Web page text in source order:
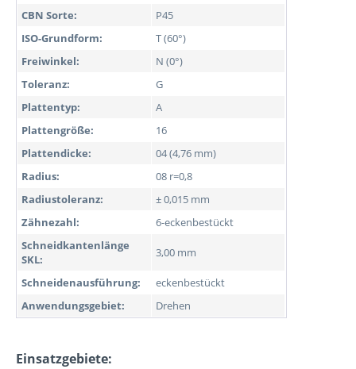
CBN Sorte:
P45
ISO-Grundform:
T (60°)
Freiwinkel:
N (0°)
Toleranz:
G
Plattentyp:
A
Plattengröße:
16
Plattendicke:
04 (4,76 mm)
Radius:
08 r=0,8
Radiustoleranz:
± 0,015 mm
Zähnezahl:
6-eckenbestückt
Schneidkantenlänge
SKL:
3,00 mm
Schneidenausführung:
eckenbestückt
Anwendungsgebiet:
Drehen
Einsatzgebiete: